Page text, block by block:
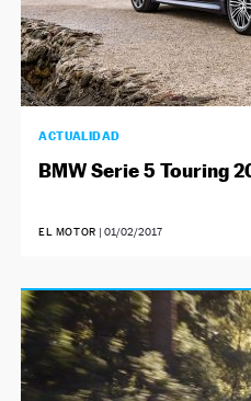
ACTUALIDAD
BMW Serie 5 Touring
EL MOTOR | 01/02/2017